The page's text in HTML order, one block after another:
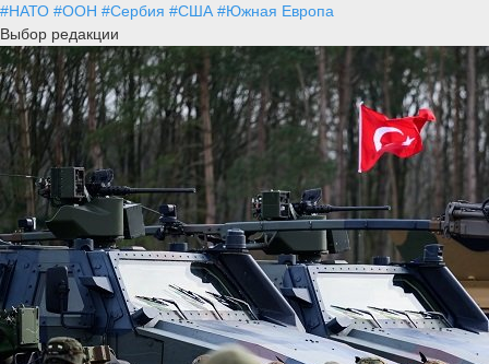
#НАТО #ООН #Сербия #США #Южная Европа
Выбор редакции